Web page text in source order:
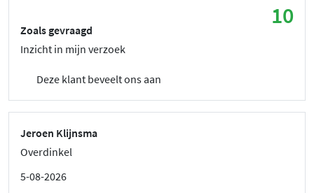
10
Zoals gevraagd
Inzicht in mijn verzoek
Deze klant beveelt ons aan
Jeroen Klijnsma
Overdinkel
5-08-2026